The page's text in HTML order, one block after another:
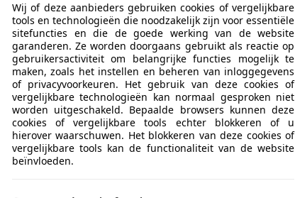
Wij of deze aanbieders gebruiken cookies of vergelijkbare
tools en technologieën die noodzakelijk zijn voor essentiële
sitefuncties en die de goede werking van de website
garanderen. Ze worden doorgaans gebruikt als reactie op
gebruikersactiviteit om belangrijke functies mogelijk te
maken, zoals het instellen en beheren van inloggegevens
of privacyvoorkeuren. Het gebruik van deze cookies of
vergelijkbare technologieën kan normaal gesproken niet
worden uitgeschakeld. Bepaalde browsers kunnen deze
cookies of vergelijkbare tools echter blokkeren of u
hierover waarschuwen. Het blokkeren van deze cookies of
vergelijkbare tools kan de functionaliteit van de website
beïnvloeden.